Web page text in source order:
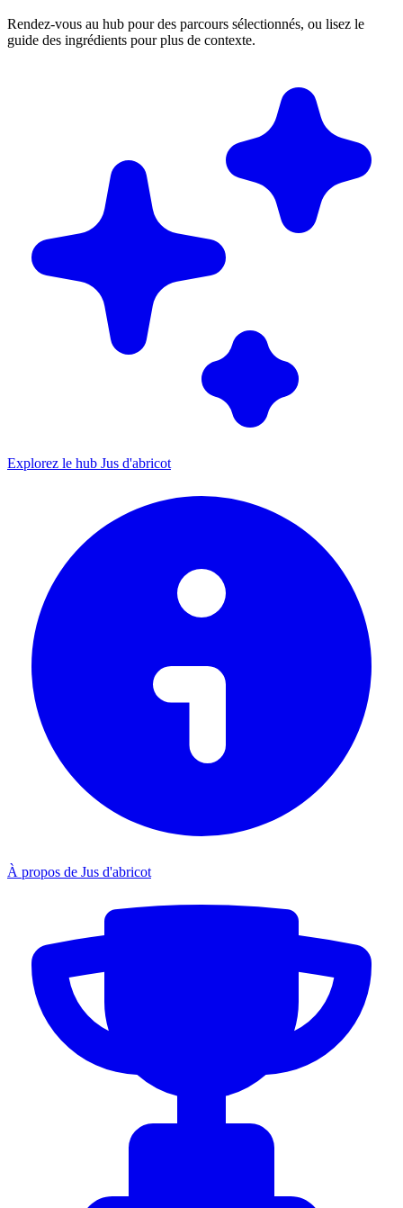
Rendez-vous au hub pour des parcours sélectionnés, ou lisez le
guide des ingrédients pour plus de contexte.
Explorez le hub Jus d'abricot
À propos de Jus d'abricot